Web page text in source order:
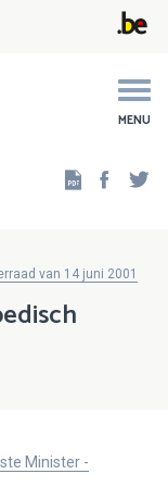
MENU
van 14 juni 2001
Minister -